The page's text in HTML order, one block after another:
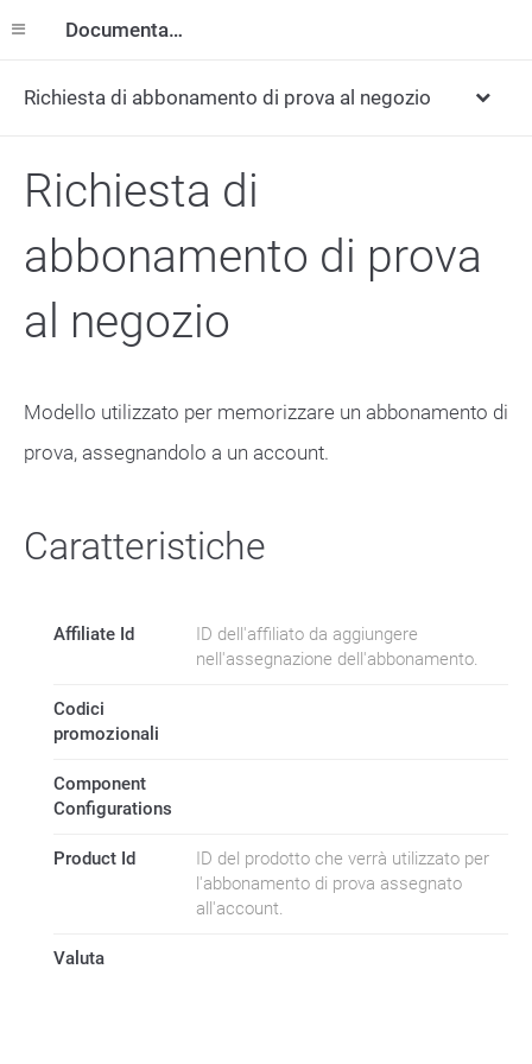
Documentazione
Richiesta di abbonamento di prova al negozio
Richiesta di
abbonamento di prova
al negozio
Modello utilizzato per memorizzare un abbonamento di
prova, assegnandolo a un account.
Caratteristiche
Affiliate Id
ID dell'affiliato da aggiungere
nell'assegnazione dell'abbonamento.
Codici
promozionali
Component
Configurations
Product Id
ID del prodotto che verrà utilizzato per
l'abbonamento di prova assegnato
all'account.
Valuta